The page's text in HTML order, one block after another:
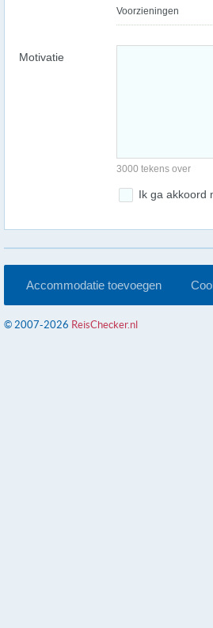
Voorzieningen
Motivatie
3000 tekens over
Ik ga akkoord
Accommodatie toevoegen
© 2007-2026 ReisChecker.nl